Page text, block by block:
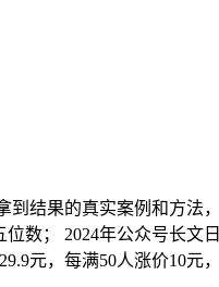
结果的真实案例和方
数； 2024年公众号长文
元，每满50人涨价10元